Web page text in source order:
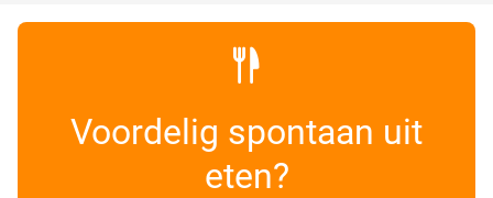
Voordelig spontaan uit
eten?